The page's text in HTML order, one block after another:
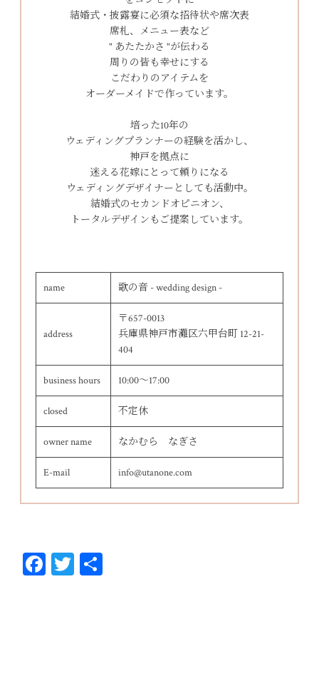
結婚式・披露宴に必須な招待状や席次表
席札、メニュー表など
" あたたかさ "が伝わる
周りの皆も幸せにする
こだわりのアイテムを
オーダーメイドで作っています。
培った10年の
ウェディングプランナーの経験を活かし、
神戸を拠点に
迷える花嫁にとって頼りになる
ウェディングデザイナーとしても活動中。
結婚式のセカンドオピニオン、
トータルデザインもご提案しています。
name 歌の音 - wedding design -
address
〒657-0013
兵庫県神戸市灘区六甲台町 12-21-
404
business hours 10:00～17:00
closed 不定休
owner name なかむら なぎさ
E-mail info@utanone.com
Fa T